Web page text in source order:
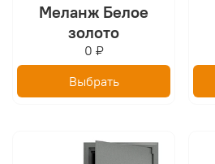
Меланж Белое
золото
0 ₽
Выбрать